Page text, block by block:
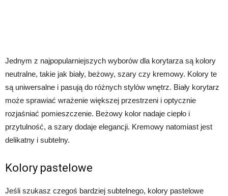
Jednym z najpopularniejszych wyborów dla korytarza są kolory
neutralne, takie jak biały, beżowy, szary czy kremowy. Kolory te
są uniwersalne i pasują do różnych stylów wnętrz. Biały korytarz
może sprawiać wrażenie większej przestrzeni i optycznie
rozjaśniać pomieszczenie. Beżowy kolor nadaje ciepło i
przytulność, a szary dodaje elegancji. Kremowy natomiast jest
delikatny i subtelny.
Kolory pastelowe
Jeśli szukasz czegoś bardziej subtelnego, kolory pastelowe